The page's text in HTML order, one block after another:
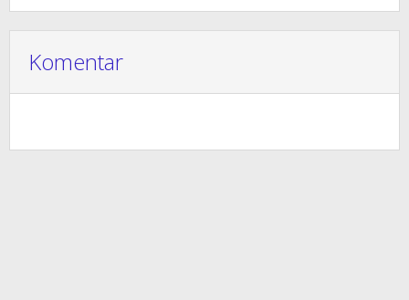
Komentar